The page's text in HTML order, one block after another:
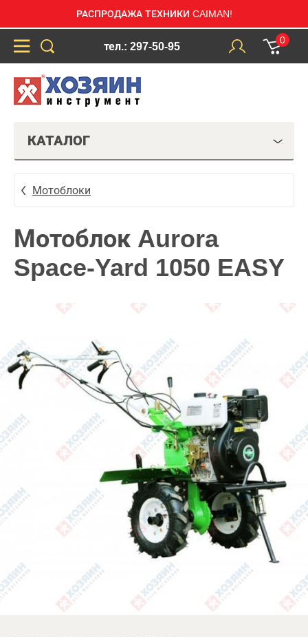
РАСПРОДАЖА ТЕХНИКИ CAIMAN!
тел.: 297-50-95
0
КАТАЛОГ
Мотоблоки
Мотоблок Aurora
Space-Yard 1050 EASY